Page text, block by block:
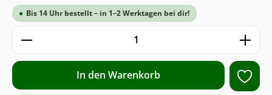
Bis 14 Uhr bestellt – in 1–2 Werktagen bei dir!
Produkt Anzahl: Gib den
In den Warenkorb